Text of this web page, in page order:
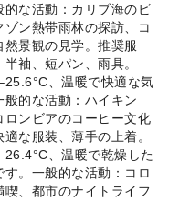
な活動：カリブ海のビ
ン熱帯雨林の探訪、コ
景観の見学。推奨服
袖、短パン、雨具。
、温暖で快適な気
的な活動：ハイキン
ンビアのコーヒー文化
な服装、薄手の上着。
、温暖で乾燥した
。一般的な活動：コロ
、都市のナイトライフ